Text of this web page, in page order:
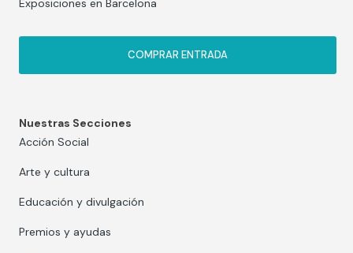
Exposiciones en Barcelona
COMPRAR ENTRADA
Nuestras Secciones
Acción Social
Arte y cultura
Educación y divulgación
Premios y ayudas